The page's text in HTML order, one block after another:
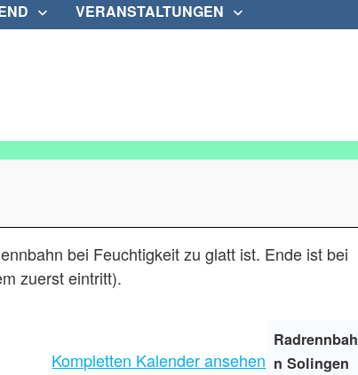
VERANSTALTUNGEN
bei Feuchtigkeit zu glatt ist. Ende ist bei
zuerst eintritt).
Radrennbah
n Solingen
Kompletten Kalender ansehen